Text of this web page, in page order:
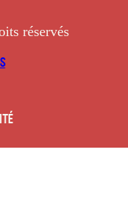
réservés